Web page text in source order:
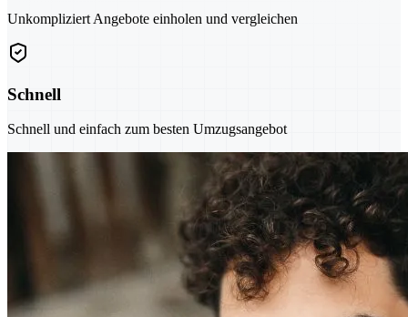
Unkompliziert Angebote einholen und vergleichen
Schnell
Schnell und einfach zum besten Umzugsangebot